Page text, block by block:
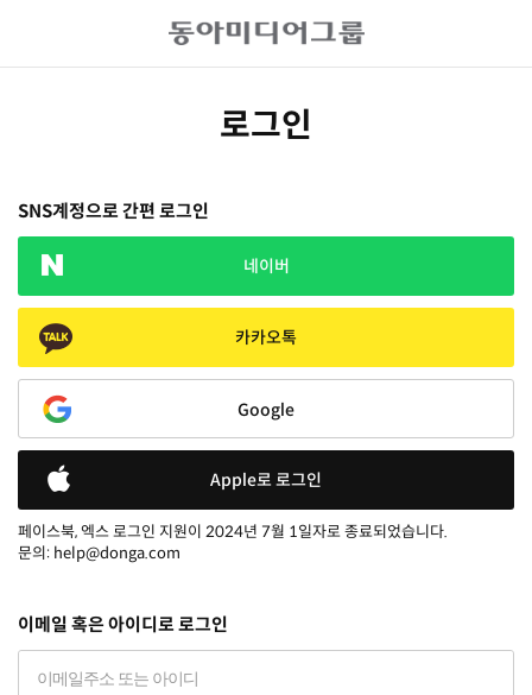
로그인
SNS계정으로 간편 로그인
네이버
카카오톡
Google
Apple로 로그인
페이스북, 엑스 로그인 지원이 2024년 7월 1일자로 종료되었습니다.
문의: help@donga.com
이메일 혹은 아이디로 로그인